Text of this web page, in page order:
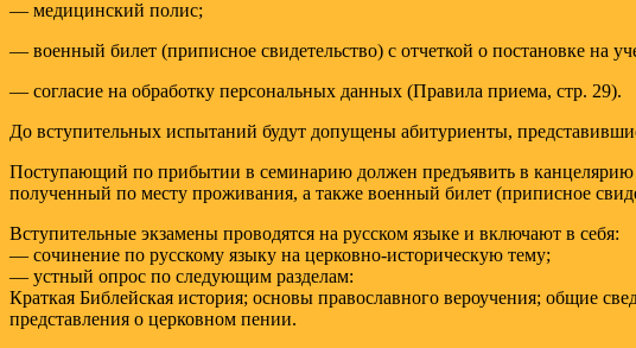
— медицинский полис;
— военный билет (приписное свидетельство) с отчеткой о постановке на
— согласие на обработку персональных данных (Правила приема, стр. 29).
До вступительных испытаний будут допущены абитуриенты,
Поступающий по прибытии в семинарию должен предъявить в канцелярию
полученный по месту проживания, а также военный билет (приписное
Вступительные экзамены проводятся на русском языке и включают в себя:
— сочинение по русскому языку на церковно-историческую тему;
— устный опрос по следующим разделам:
Краткая Библейская история; основы православного вероучения; общие
представления о церковном пении.